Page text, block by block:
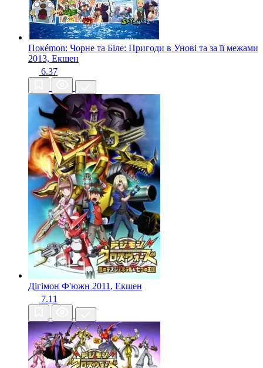
Покémon: Чорне та Біле: Пригоди в Унові та за її межами
2013, Екшен
6.37
Дігімон Ф'южн 2011, Екшен
7.11